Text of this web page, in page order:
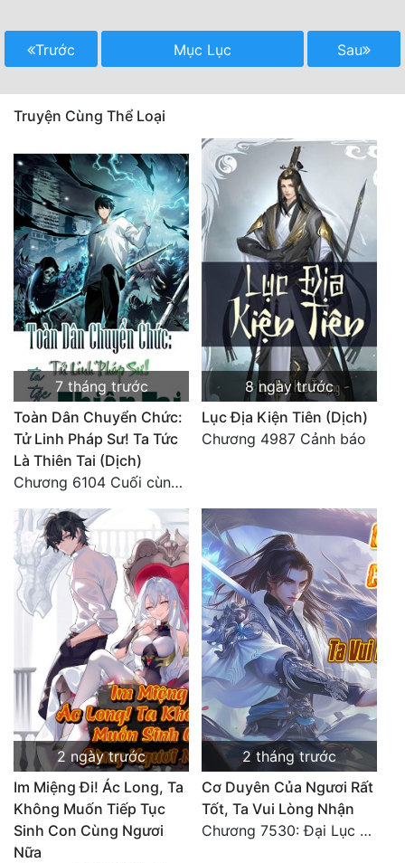
Trước Mục Lục Sau
Truyện Cùng Thể Loại
7 tháng trước
Toàn Dân Chuyển Chức:
Tử Linh Pháp Sư! Ta Tức
Là Thiên Tai (Dịch)
Chương 6104 Cuối cùng (HẾT)
8 ngày trước
Lục Địa Kiện Tiên (Dịch)
Chương 4987 Cảnh báo
2 ngày trước
Im Miệng Đi! Ác Long, Ta
Không Muốn Tiếp Tục
Sinh Con Cùng Ngươi
Nữa
2 tháng trước
Cơ Duyên Của Ngươi Rất
Tốt, Ta Vui Lòng Nhận
Chương 7530: Đại Lục Khởi Nguyên – Kiến Thành 71